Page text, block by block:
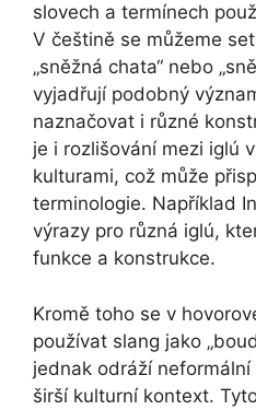
slovech a termínech
V češtině se můžeme
„sněžná chata“ nebo
vyjadřují podobný
naznačovat i různé
je i rozlišování mezi iglú
kulturami, což může
terminologie. Například
výrazy pro různá iglú,
funkce a konstrukce.
Kromě toho se v
používat slang jako
jednak odráží
širší kulturní kontext.